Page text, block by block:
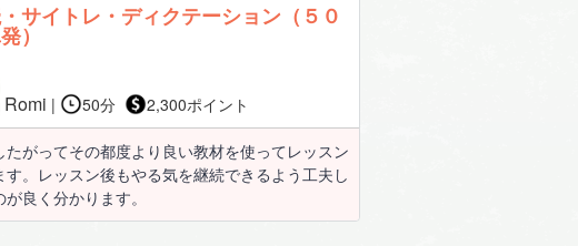
サイトレ・ディクテーション（５０
）
Romi | 50分 2,300ポイント
たがってその都度より良い教材を使ってレッスン
す。レッスン後もやる気を継続できるよう工夫し
良く分かります。